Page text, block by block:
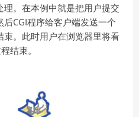
。在本例中就是把用户提交
CGI程序给客户端发送一个
。此时用户在浏览器里将看
结束。